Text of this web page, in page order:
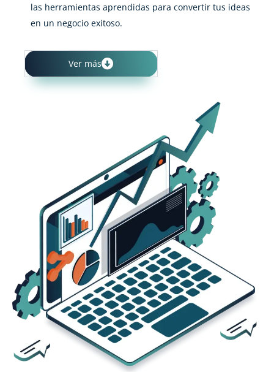
las herramientas aprendidas para convertir tus ideas
en un negocio exitoso.
Ver más